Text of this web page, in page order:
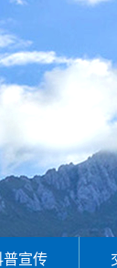
普宣传